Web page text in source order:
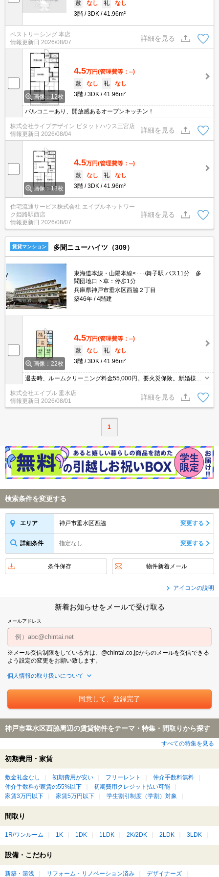
敷 なし 礼
なし
3階
3DK 41.96m²
ベストリーシング 本店
情報更新日 2026/08/07
詳細を見る
画像：12枚
4.5万円(管理費等：--)
敷
なし 礼
なし
3階
3DK 41.96m²
バルコニーあり、開放感あるオープンキッチン！
株式会社ライブデザイン ピタットハウス三宮店
情報更新日 2026/08/04
詳細を見る
画像：13枚
4.5万円(管理費等：--)
敷
なし 礼
なし
3階
3DK 41.96m²
住宅流通サービス株式会社 エイブルネットワー
ク姫路駅西店
情報更新日 2026/08/07
詳細を見る
賃貸マンション 多聞ニューハイツ（309）
東海道本線・山陽本線<･･･/舞子駅 バス11分 多
聞団地口下車：停歩1分
兵庫県神戸市垂水区西脇２丁目
築46年
4階建
画像：22枚
4.5万円(管理費等：--)
敷
なし 礼
なし
3階
3DK 41.96m²
退去時、ルームクリーニング料金55,000円。要火災保険。新婚様か
らファミリーまで。
株式会社エイブル 垂水店
情報更新日 2026/08/01
詳細を見る
1
検索条件を変更する
エリア 神戸市垂水区西脇 変更する
詳細条件 指定なし 変更する
条件保存 物件新着メール
アイコンの説明
新着お知らせをメールで受け取る
メールアドレス
※メール受信制限をしている方は、@chintai.co.jpからのメールを受信できる
よう設定の変更をお願い致します。
個人情報の取り扱いについて
神戸市垂水区西脇周辺の賃貸物件をテーマ・特集・間取りから探す
すべての特集を見る
初期費用・家賃
敷金礼金なし 初期費用が安い フリーレント
仲介手数料無料
仲介手数料が家賃の55%以下
初期費用クレジット払い可能
家賃3万円以下
家賃5万円以下 学生割引制度（学割）対象
間取り
1R/ワンルーム 1K 1DK 1LDK 2K/2DK 2LDK 3LDK
設備・こだわり
新築・築浅 リフォーム・リノベーション済み
デザイナーズ